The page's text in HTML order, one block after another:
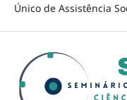
Único de Assistência